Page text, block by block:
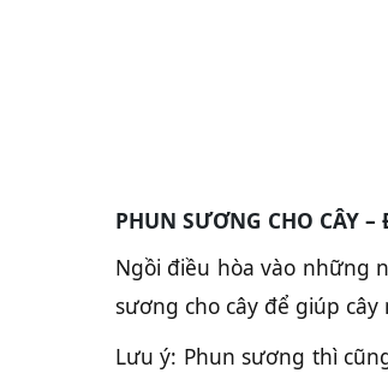
PHUN SƯƠNG CHO CÂY
Ngồi điều hòa vào những
sương cho cây để giúp
Lưu ý: Phun sương thì